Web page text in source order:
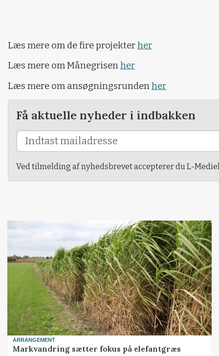
Læs mere om de fire projekterher
Læs mere om Månegrisenher
Læs mere om ansøgningsrundenher
Få aktuelle nyheder i indbakken
Ved tilmelding af nyhedsbrevet accepterer du L-
ARRANGEMENT
Markvandring sætter fokus på elefantgræs